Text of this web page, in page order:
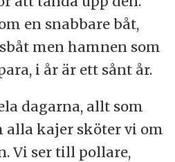
en snabbare båt,
men hamnen som
i år är ett sånt år.
dagarna, allt som
alla kajer sköter vi om
Vi ser till pollare,